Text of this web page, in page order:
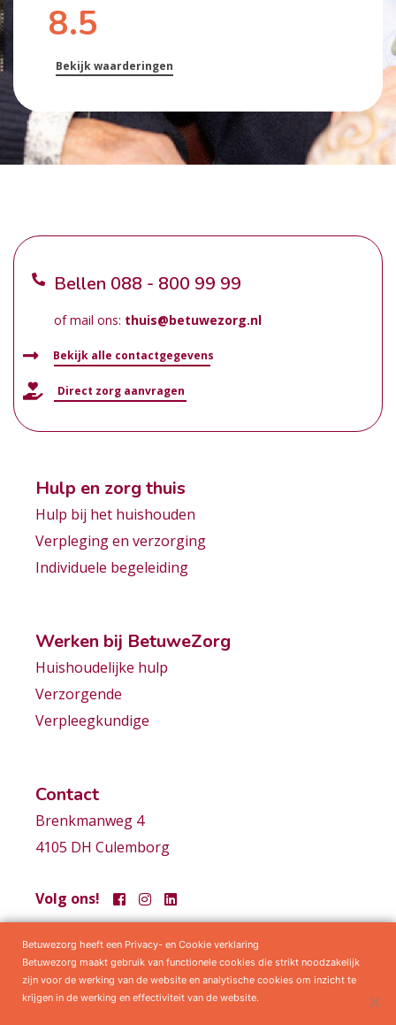
8.5
Bekijk waarderingen
Bellen 088 - 800 99 99
of mail ons: thuis@betuwezorg.nl
Bekijk alle contactgegevens
Direct zorg aanvragen
Hulp en zorg thuis
Hulp bij het huishouden
Verpleging en verzorging
Individuele begeleiding
Werken bij BetuweZorg
Huishoudelijke hulp
Verzorgende
Verpleegkundige
Contact
Brenkmanweg 4
4105 DH Culemborg
Volg ons!
Samenwerkingen Privacy statement Algemene voorwaarden
Betuwezorg heeft een Privacy- en Cookie verklaring
Betuwezorg maakt gebruik van functionele cookies die strikt noodzakelijk
zijn voor de werking van de website en analytische cookies om inzicht te
krijgen in de werking en effectiviteit van de website.